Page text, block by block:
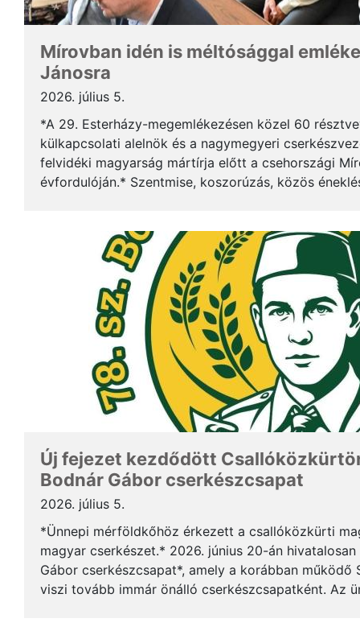
Mírovban idén is méltósággal
Jánosra
2026. július 5.
*A 29. Esterházy-megemlékezésen közel 60
külkapcsolati alelnök és a nagymegyeri
felvidéki magyarság mártírja előtt a csehországi
évfordulóján.* Szentmise, koszorúzás, közös
Új fejezet kezdődött
Bodnár Gábor cserkészcsapat
2026. július 5.
*Ünnepi mérföldkőhöz érkezett a csallóközkürti
magyar cserkészet.* 2026. június 20-án
Gábor cserkészcsapat*, amely a korábban működő
viszi tovább immár önálló cserkészcsapatként. Az